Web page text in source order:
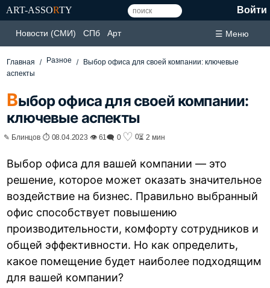
ART-ASSORTY Войти
Новости (СМИ) СПб Арт ☰ Меню
Главная Разное
Выбор офиса для своей компании: ключевые
аспекты
Выбор офиса для своей компании:
ключевые аспекты
✎ Блинцов ⏱ 08.04.2023 👁 61🗨 0 ♡ 0⏳ 2 мин
Выбор офиса для вашей компании — это
решение, которое может оказать значительное
воздействие на бизнес. Правильно выбранный
офис способствует повышению
производительности, комфорту сотрудников и
общей эффективности. Но как определить,
какое помещение будет наиболее подходящим
для вашей компании?